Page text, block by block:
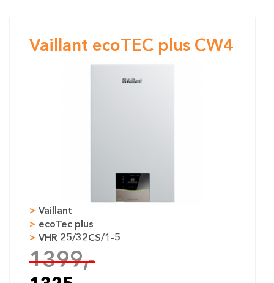
Vaillant ecoTEC plus CW4
Vaillant
ecoTec plus
VHR 25/32CS/1-5
CW4
RVS
CV rendement HR107
1399,-